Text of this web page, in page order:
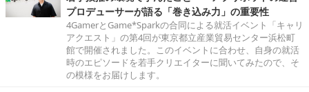
プロデューサーが語る「巻き込み力」の重要性
4GamerとGame*Sparkの合同による就活イベント「キャリ
アクエスト」の第4回が東京都立産業貿易センター浜松町
館で開催されました。このイベントに合わせ、自身の就活
時のエピソードを若手クリエイターに聞いてみたので、そ
の模様をお届けします。